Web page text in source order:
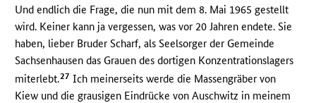
Und endlich die Frage, die nun mit dem 8. Mai 1965 gestellt
wird. Keiner kann ja vergessen, was vor 20 Jahren endete. Sie
haben, lieber Bruder Scharf, als Seelsorger der Gemeinde
Sachsenhausen das Grauen des dortigen Konzentrationslagers
miterlebt.27 Ich meinerseits werde die Massengräber von
Kiew und die grausigen Eindrücke von Auschwitz in meinem